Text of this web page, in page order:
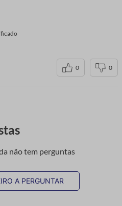
0 0
não tem perguntas
A PERGUNTAR